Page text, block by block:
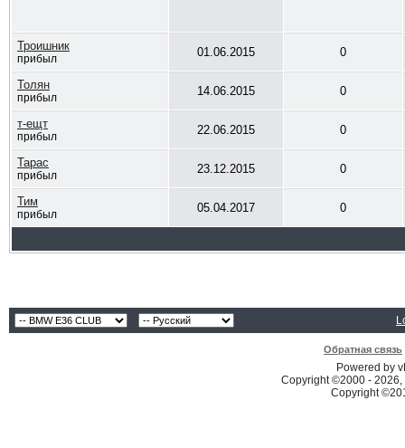
Троишник
прибыл 01.06.2015 0
Толян
прибыл 14.06.2015 0
т-ещт
прибыл 22.06.2015 0
Тарас
прибыл 23.12.2015 0
Тим
прибыл 05.04.2017 0
Обратная связь
Powered by
Copyright ©2000 -
Copyright